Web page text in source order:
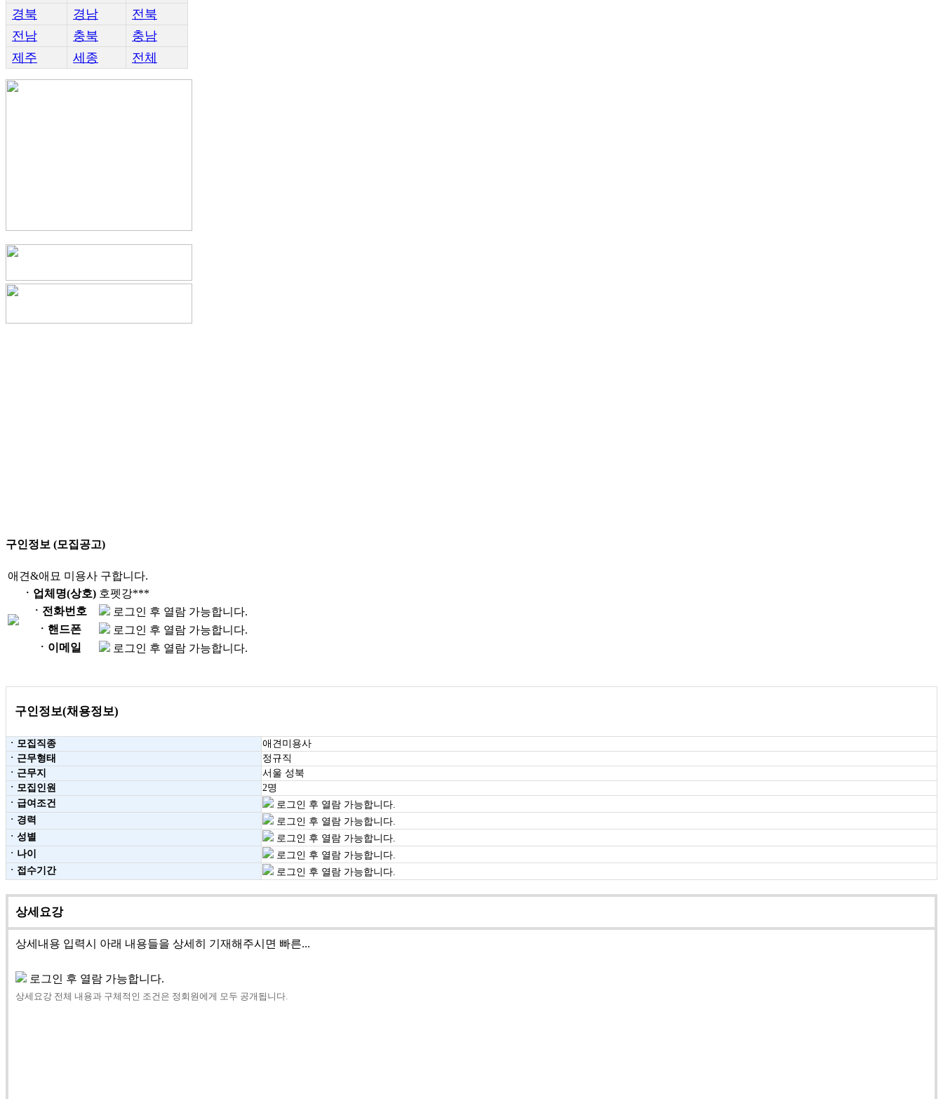
경북
경남
전북
전남
충북
충남
제주
세종 전체
구인정보 (모집공고)
애견&애묘 미용사 구합니다.
ㆍ업체명(상호) 호펫강***
ㆍ전화번호
로그인 후 열람 가능합니다.
ㆍ핸드폰
로그인 후 열람 가능합니다.
ㆍ이메일
로그인 후 열람 가능합니다.
구인정보(채용정보)
ㆍ모집직종
애견미용사
ㆍ근무형태
정규직
ㆍ근무지
서울 성북
ㆍ모집인원
2명
ㆍ급여조건
로그인 후 열람 가능합니다.
ㆍ경력
로그인 후 열람 가능합니다.
ㆍ성별
로그인 후 열람 가능합니다.
ㆍ나이
로그인 후 열람 가능합니다.
ㆍ접수기간
로그인 후 열람 가능합니다.
상세요강
상세내용 입력시 아래 내용들을 상세히 기재해주시면 빠른...
로그인 후 열람 가능합니다.
상세요강 전체 내용과 구체적인 조건은 정회원에게 모두 공개됩니다.